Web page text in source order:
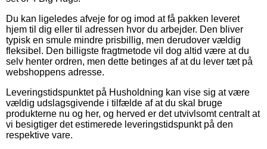
Du kan ligeledes afveje for og imod at få pakken leveret
hjem til dig eller til adressen hvor du arbejder. Den bliver
typisk en smule mindre prisbillig, men derudover vældig
fleksibel. Den billigste fragtmetode vil dog altid være at du
selv henter ordren, men dette betinges af at du lever tæt på
webshoppens adresse.
Leveringstidspunktet på Husholdning kan vise sig at være
vældig udslagsgivende i tilfælde af at du skal bruge
produkterne nu og her, og herved er det utvivlsomt centralt at
vi besigtiger det estimerede leveringstidspunkt på den
respektive vare.